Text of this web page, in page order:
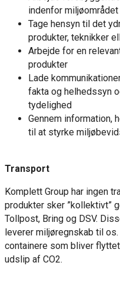
indenfor miljøområdet
Tage hensyn til det
produkter, teknikker
Arbejde for en
produkter
Lade
fakta og helhedssyn
tydelighed
Gennem information,
til at styrke
Transport
Komplett Group har ingen
produkter sker ”kollektivt”
Tollpost, Bring og DSV.
leverer miljøregnskab til
containere som bliver
udslip af CO2.